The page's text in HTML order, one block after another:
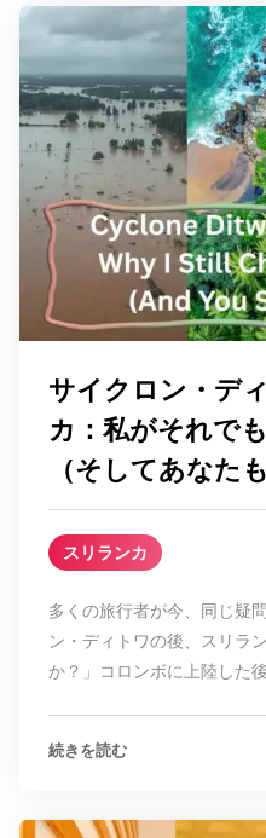
サイクロン・デ
カ：私がそれで
（そしてあなた
スリランカ
多くの旅行者が今、同じ疑
ン・ディトワの後、スリラ
か？」コロンボに上陸した
続きを読む